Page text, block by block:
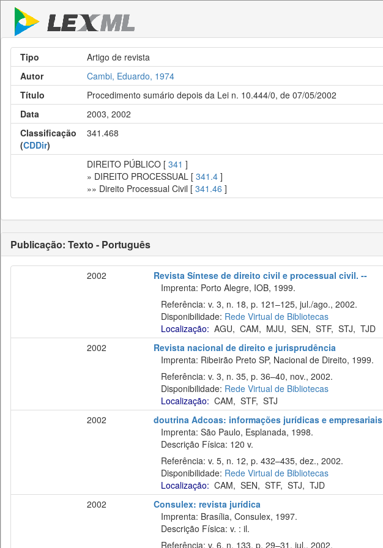
Tipo
Artigo de revista
Autor
Cambi, Eduardo, 1974
Título
Procedimento sumário depois da Lei n. 10.444/0, de 07/05/2002
Data
2003, 2002
Classificação
(CDDir)
341.468
DIREITO PÚBLICO [ 341 ]
» DIREITO PROCESSUAL [ 341.4 ]
»» Direito Processual Civil [ 341.46 ]
Publicação: Texto - Português
2002
Revista Síntese de direito civil e processual civil. --
Imprenta: Porto Alegre, IOB, 1999.
Referência: v. 3, n. 18, p. 121–125, jul./ago., 2002.
Disponibilidade: Rede Virtual de Bibliotecas
Localização: AGU, CAM, MJU, SEN, STF, STJ, TJD
2002
Revista nacional de direito e jurisprudência
Imprenta: Ribeirão Preto SP, Nacional de Direito, 1999.
Referência: v. 3, n. 35, p. 36–40, nov., 2002.
Disponibilidade: Rede Virtual de Bibliotecas
Localização: CAM, STF, STJ
2002
doutrina Adcoas: informações jurídicas e empresariais
Imprenta: São Paulo, Esplanada, 1998.
Descrição Física: 120 v.
Referência: v. 5, n. 12, p. 432–435, dez., 2002.
Disponibilidade: Rede Virtual de Bibliotecas
Localização: CAM, SEN, STF, STJ, TJD
2002
Consulex: revista jurídica
Imprenta: Brasília, Consulex, 1997.
Descrição Física: v. : il.
Referência: v. 6, n. 133, p. 29–31, jul., 2002.